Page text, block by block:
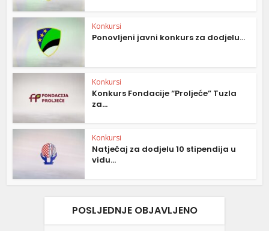
Konkursi
Ponovljeni javni konkurs za dodjelu...
Konkursi
Konkurs Fondacije “Proljeće” Tuzla
za...
Konkursi
Natječaj za dodjelu 10 stipendija u
vidu...
POSLJEDNJE OBJAVLJENO